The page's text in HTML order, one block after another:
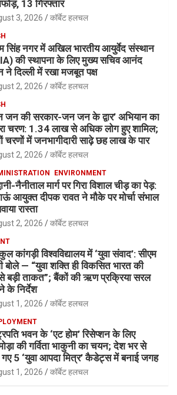
13 गिरफ्तार
3, 2026 कॉर्बेट हलचल
सिंह नगर में अखिल भारतीय आयुर्वेद संस्थान
की स्थापना के लिए मुख्य सचिव आनंद
ने दिल्ली में रखा मजबूत पक्ष
2, 2026 कॉर्बेट हलचल
जन की सरकार-जन जन के द्वार’ अभियान का
चरण: 1.34 लाख से अधिक लोग हुए शामिल;
चरणों में जनभागीदारी साढ़े छह लाख के पार
2, 2026 कॉर्बेट हलचल
ENVIRONMENT
नैनीताल मार्ग पर गिरा विशाल चीड़ का पेड़:
आयुक्त दीपक रावत ने मौके पर मोर्चा संभाल
रास्ता
2, 2026 कॉर्बेट हलचल
कांगड़ी विश्वविद्यालय में ‘युवा संवाद’: सीएम
बोले — “युवा शक्ति ही विकसित भारत की
बड़ी ताकत”; बैंकों की ऋण प्रक्रिया सरल
के निर्देश
1, 2026 कॉर्बेट हलचल
भवन के ‘एट होम’ रिसेप्शन के लिए
की गर्विता भाकुनी का चयन; देश भर से
5 ‘युवा आपदा मित्र’ कैडेट्स में बनाई जगह
1, 2026 कॉर्बेट हलचल